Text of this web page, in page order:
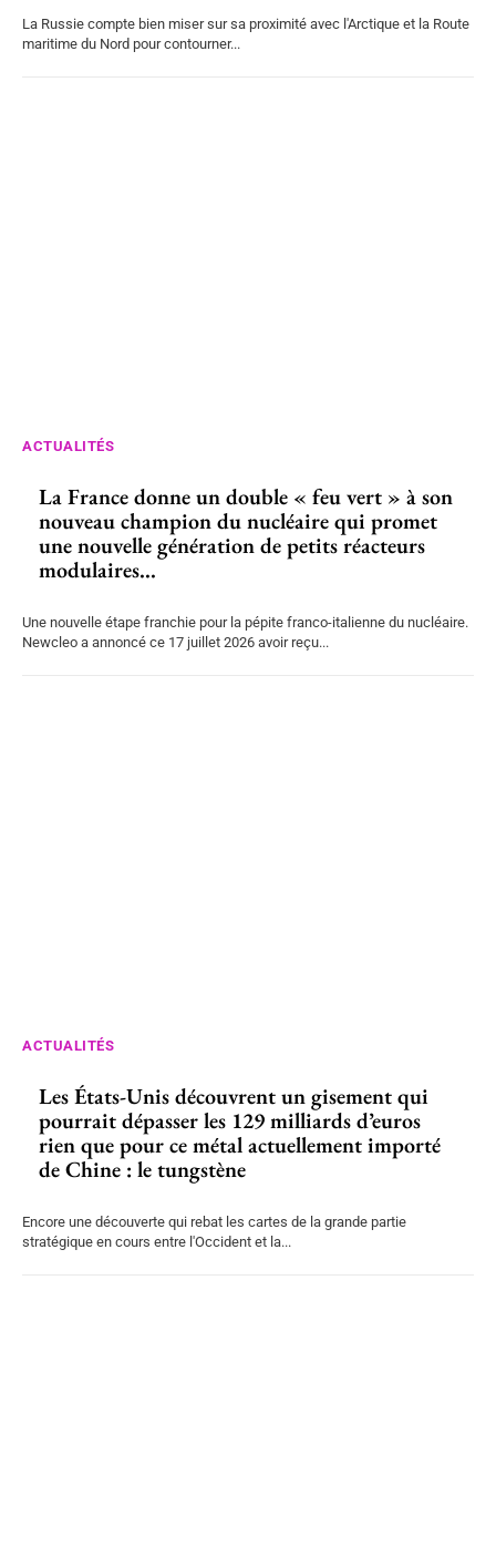
La Russie compte bien miser sur sa proximité avec l'Arctique et la Route
maritime du Nord pour contourner...
ACTUALITÉS
La France donne un double « feu vert » à son
nouveau champion du nucléaire qui promet
une nouvelle génération de petits réacteurs
modulaires...
Une nouvelle étape franchie pour la pépite franco-italienne du nucléaire.
Newcleo a annoncé ce 17 juillet 2026 avoir reçu...
ACTUALITÉS
Les États-Unis découvrent un gisement qui
pourrait dépasser les 129 milliards d’euros
rien que pour ce métal actuellement importé
de Chine : le tungstène
Encore une découverte qui rebat les cartes de la grande partie
stratégique en cours entre l'Occident et la...